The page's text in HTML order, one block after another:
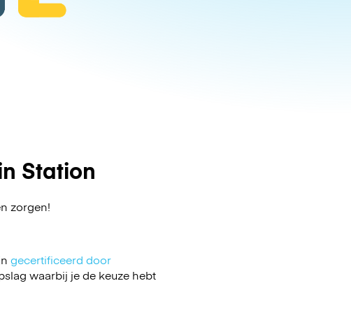
Station
zorgen!
gecertificeerd door
waarbij je de keuze hebt